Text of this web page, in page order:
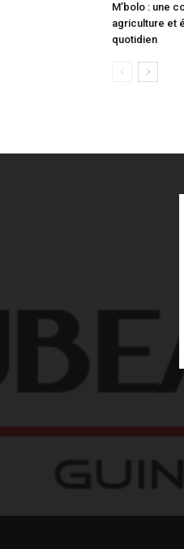
M’bolo : une
agriculture et
quotidien